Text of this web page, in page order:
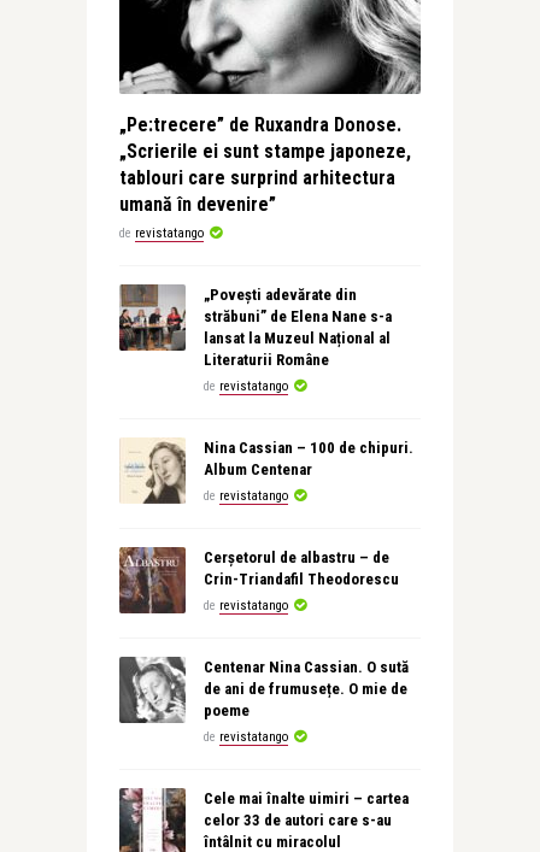
„Pe:trecere” de Ruxandra Donose.
„Scrierile ei sunt stampe japoneze,
tablouri care surprind arhitectura
umană în devenire”
de revistatango
„Povești adevărate din
străbuni” de Elena Nane s-a
lansat la Muzeul Național al
Literaturii Române
de revistatango
Nina Cassian – 100 de chipuri.
Album Centenar
de revistatango
Cerșetorul de albastru – de
Crin-Triandafil Theodorescu
de revistatango
Centenar Nina Cassian. O sută
de ani de frumusețe. O mie de
poeme
de revistatango
Cele mai înalte uimiri – cartea
celor 33 de autori care s-au
întâlnit cu miracolul